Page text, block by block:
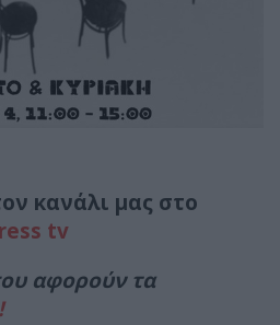
κανάλι μας στο
tv
αφορούν τα